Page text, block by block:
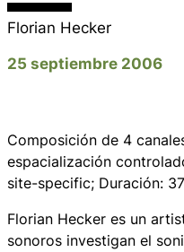
Florian Hecker
25 septiembre 2006
Composición de 4
espacialización
site-specific; Duración: 37’
Florian Hecker es un
sonoros investigan el